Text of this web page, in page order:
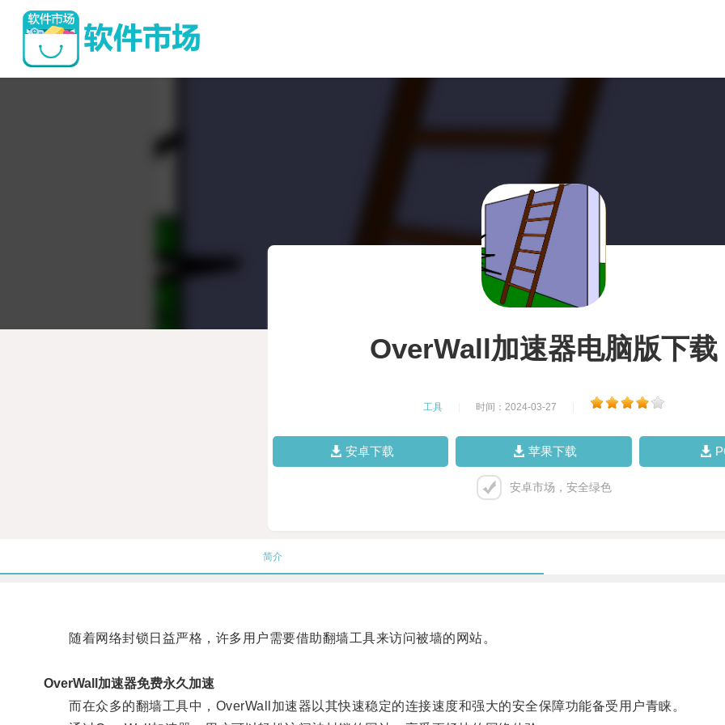
OverWall加速器电脑版下载
工具 时间：2024-03-27
安卓下载 苹果下载
安卓市场，安全绿色
简介
随着网络封锁日益严格，许多用户需要借助翻墙工具来访问被墙的网站。
OverWall加速器免费永久加速
而在众多的翻墙工具中，OverWall加速器以其快速稳定的连接速度和强大的安全保障功能备受用户青睐。